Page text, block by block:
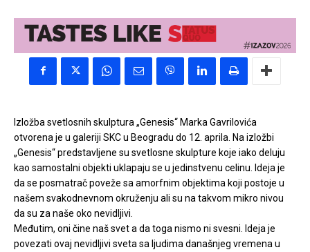
Izložba svetlosnih skulptura „Genesis“ Marka Gavrilovića
otvorena je u galeriji SKC u Beogradu do 12. aprila. Na izložbi
„Genesis“ predstavljene su svetlosne skulpture koje iako deluju
kao samostalni objekti uklapaju se u jedinstvenu celinu. Ideja je
da se posmatrač poveže sa amorfnim objektima koji postoje u
našem svakodnevnom okruženju ali su na takvom mikro nivou
da su za naše oko nevidljivi.
Međutim, oni čine naš svet a da toga nismo ni svesni. Ideja je
povezati ovaj nevidljivi sveta sa ljudima današnjeg vremena u